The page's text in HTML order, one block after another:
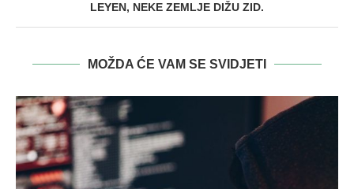
LEYEN, NEKE ZEMLJE DIŽU ZID.
MOŽDA ĆE VAM SE SVIDJETI